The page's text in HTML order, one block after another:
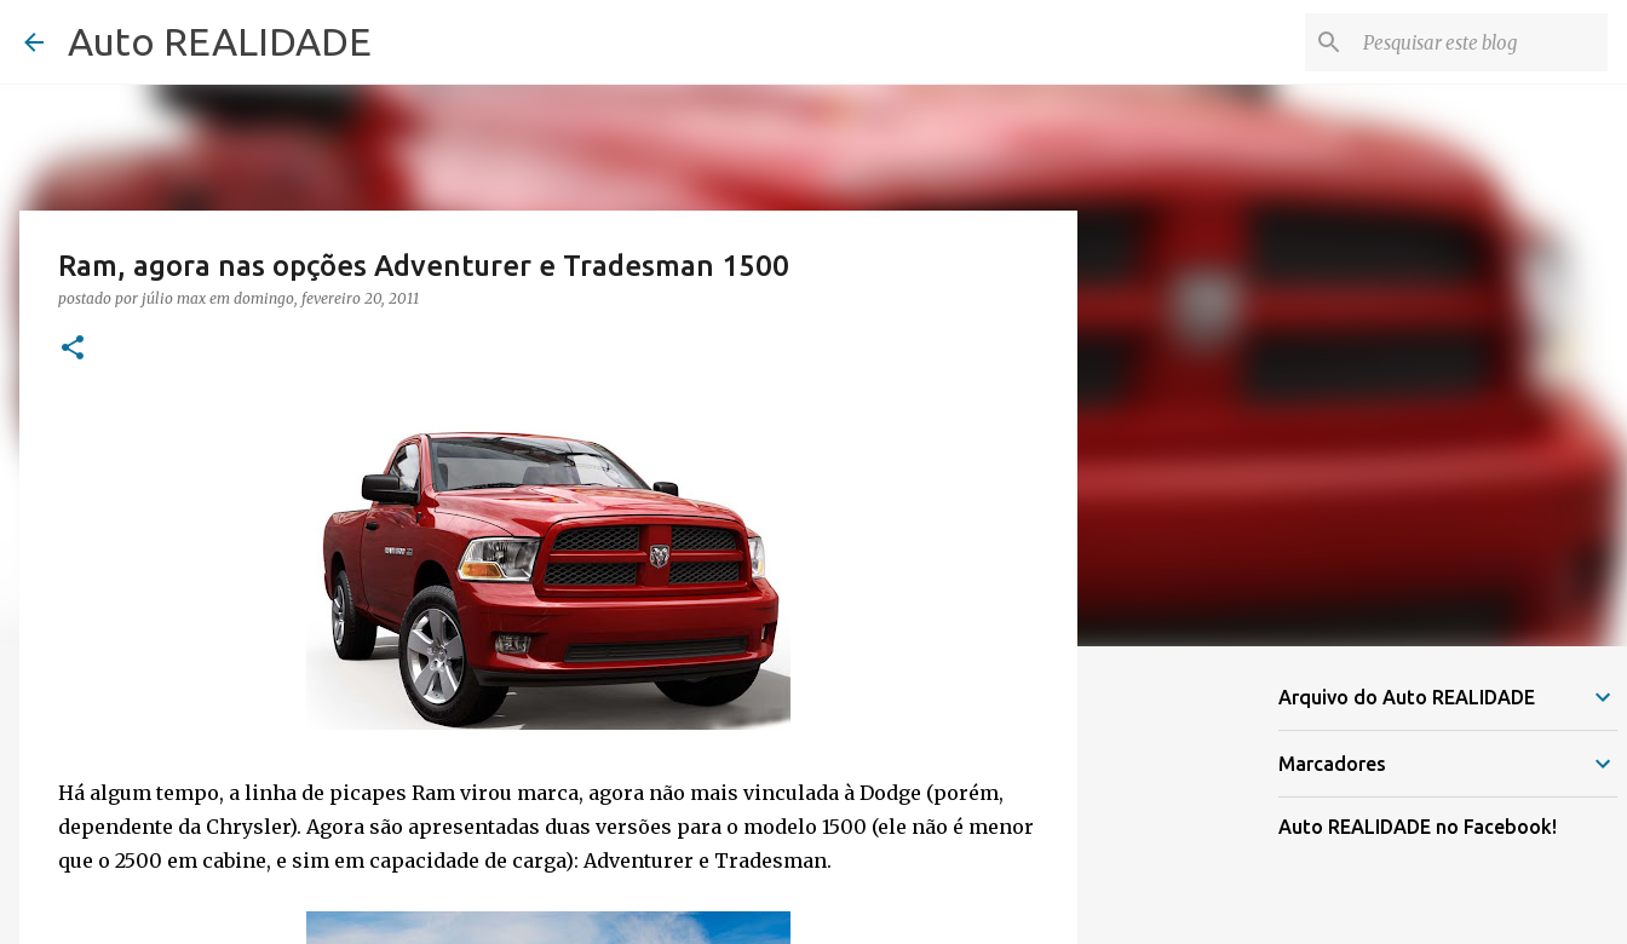
Auto REALIDADE
Ram, agora nas opções Adventurer e Tradesman 1500
postado por júlio max em domingo, fevereiro 20, 2011
Há algum tempo, a linha de picapes Ram virou marca, agora não mais vinculada à Dodge (porém,
dependente da Chrysler). Agora são apresentadas duas versões para o modelo 1500 (ele não é menor
que o 2500 em cabine, e sim em capacidade de carga): Adventurer e Tradesman.
Arquivo do Auto REALIDADE
Marcadores
Auto REALIDADE no Facebook!